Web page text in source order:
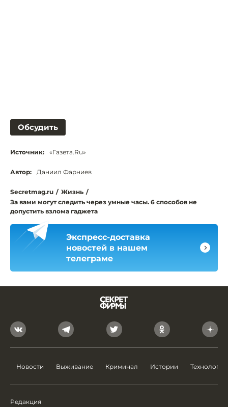
Обсудить
Источник: «Газета.Ru»
Автор: Даниил Фарниев
Secretmag.ru / Жизнь /
За вами могут следить через умные часы. 6 способов не
допустить взлома гаджета
Экспресс-доставка
новостей в нашем
телеграме
Новости Выживание Криминал Истории Технологии
Редакция